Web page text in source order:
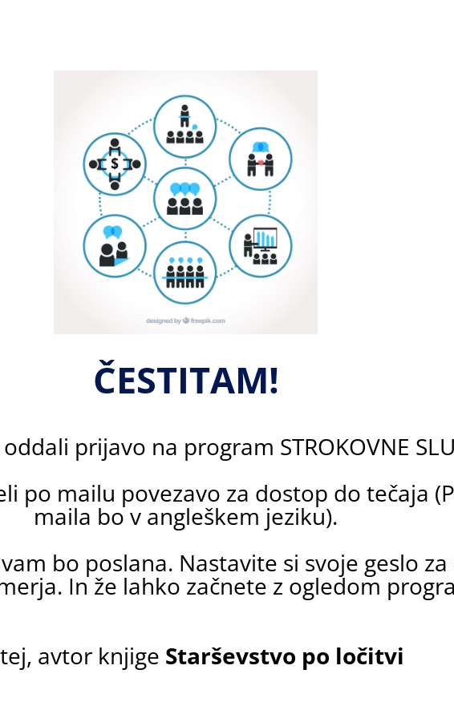
ČESTITAM!
prijavo na program STROKOVNE
po mailu povezavo za dostop do tečaja
maila bo v angleškem jeziku).
bo poslana. Nastavite si svoje geslo
In že lahko začnete z ogledom
avtor knjige Starševstvo po ločitvi